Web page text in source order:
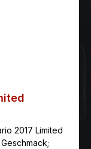
2017 Limited